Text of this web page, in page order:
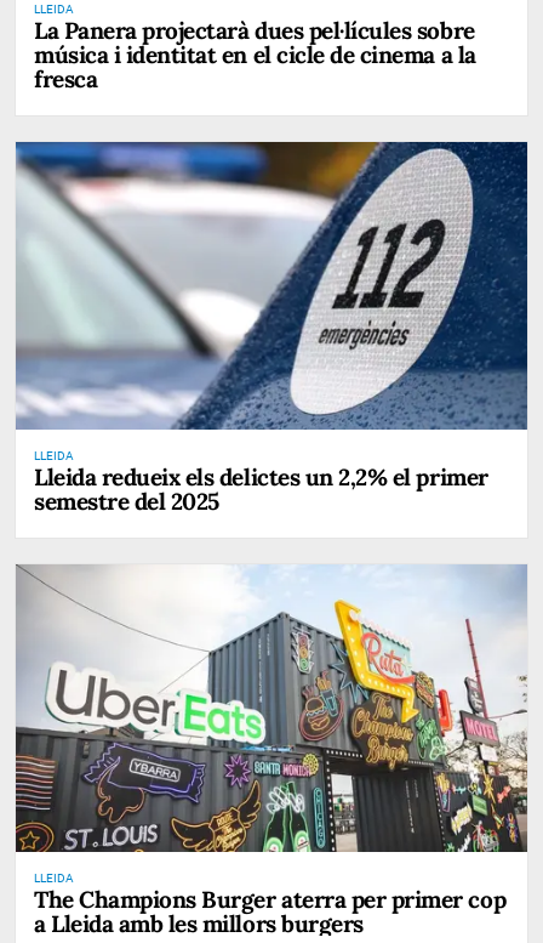
LLEIDA
La Panera projectarà dues pel·lícules sobre
música i identitat en el cicle de cinema a la
fresca
LLEIDA
Lleida redueix els delictes un 2,2% el primer
semestre del 2025
LLEIDA
The Champions Burger aterra per primer cop
a Lleida amb les millors burgers